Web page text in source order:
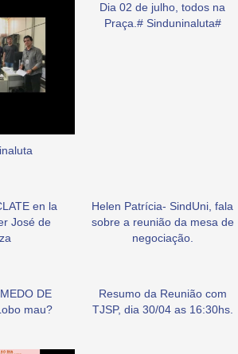
Dia 02 de julho, todos na
Praça.# Sinduninaluta#
en la
José de
Helen Patrícia- SindUni, fala
sobre a reunião da mesa de
negociação.
DE
mau?
Resumo da Reunião com
TJSP, dia 30/04 as 16:30hs.